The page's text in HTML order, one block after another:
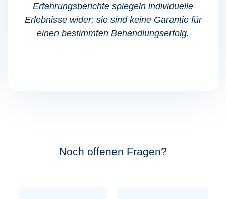
Erfahrungsberichte spiegeln individuelle
Erlebnisse wider; sie sind keine Garantie für
einen bestimmten Behandlungserfolg.
Noch offenen Fragen?